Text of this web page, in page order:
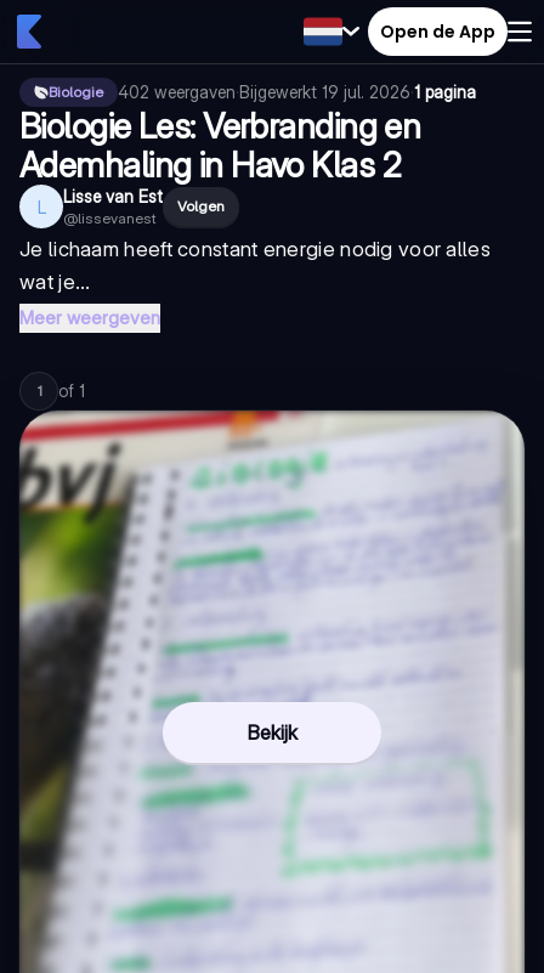
Open de App
Biologie 402 weergaven·Bijgewerkt 19 jul. 2026·1 pagina
Biologie Les: Verbranding en
Ademhaling in Havo Klas 2
L Lisse van Est
@lissevanest
Volgen
Je lichaam heeft constant energie nodig voor alles
wat je...
Meer weergeven
1 of 1
Bekijk